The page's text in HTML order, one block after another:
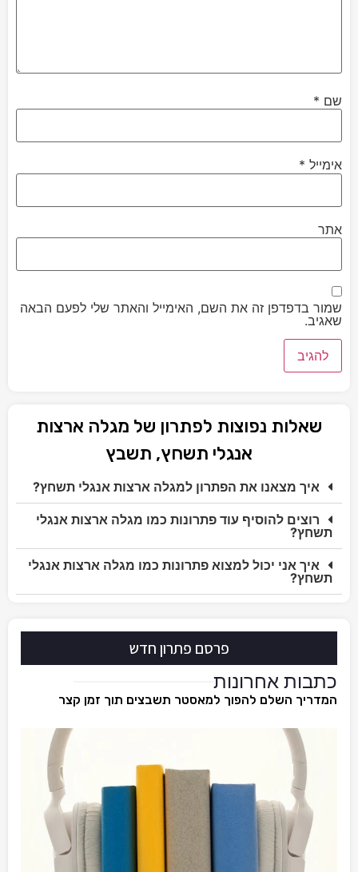
שם *
אימייל *
אתר
שמור בדפדפן זה את השם, האימייל והאתר שלי לפעם הבאה
שאגיב.
שאלות נפוצות לפתרון של מגלה ארצות
אנגלי תשחץ, תשבץ
איך מצאנו את הפתרון למגלה ארצות אנגלי תשחץ?
רוצים להוסיף עוד פתרונות כמו מגלה ארצות אנגלי
תשחץ?
איך אני יכול למצוא פתרונות כמו מגלה ארצות אנגלי
תשחץ?
פרסם פתרון חדש
כתבות אחרונות
המדריך השלם להפוך למאסטר תשבצים תוך זמן קצר